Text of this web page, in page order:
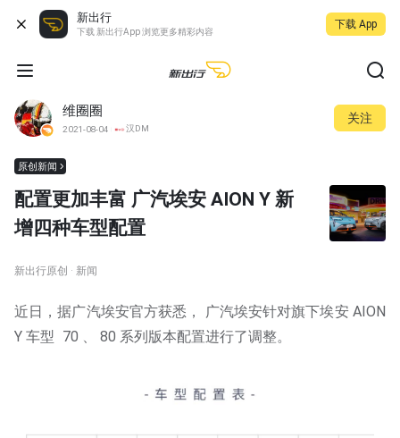
新出行
下载 新出行App 浏览更多精彩内容
下载 App
维圈圈
2021-08-04 汉DM
关注
原创新闻
配置更加丰富 广汽埃安 AION Y 新
增四种车型配置
新出行原创 · 新闻
近日，据广汽埃安官方获悉， 广汽埃安针对旗下埃安 AION
Y 车型 70 、 80 系列版本配置进行了调整。